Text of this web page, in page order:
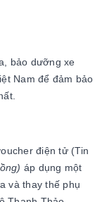
bảo dưỡng xe
Nam để đảm bảo
điện tử (Tin
áp dụng một
và thay thế phụ